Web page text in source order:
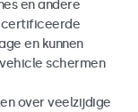
en andere
en kunnen
schermen
over veelzijdige